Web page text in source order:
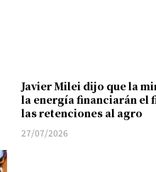
Javier Milei dijo que la
la energía financiarán el
las retenciones al agro
27/07/2026